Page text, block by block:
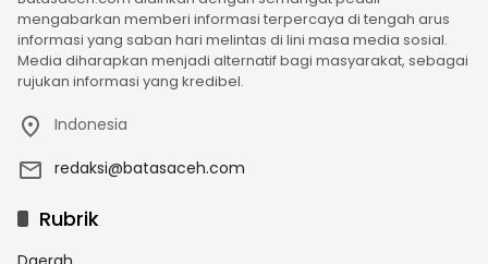
mengabarkan memberi informasi terpercaya di tengah arus
informasi yang saban hari melintas di lini masa media sosial.
Media diharapkan menjadi alternatif bagi masyarakat, sebagai
rujukan informasi yang kredibel.
Indonesia
redaksi@batasaceh.com
Rubrik